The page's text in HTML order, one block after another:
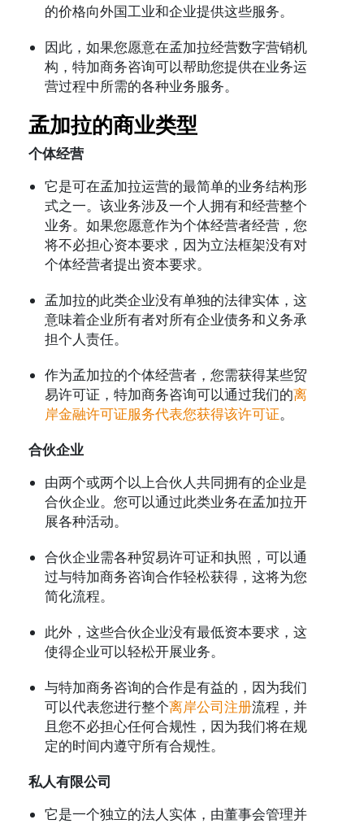
的价格向外国工业和企业提供这些服务。
因此，如果您愿意在孟加拉经营数字营销机
构，特加商务咨询可以帮助您提供在业务运
营过程中所需的各种业务服务。
孟加拉的商业类型
个体经营
它是可在孟加拉运营的最简单的业务结构形
式之一。该业务涉及一个人拥有和经营整个
业务。如果您愿意作为个体经营者经营，您
将不必担心资本要求，因为立法框架没有对
个体经营者提出资本要求。
孟加拉的此类企业没有单独的法律实体，这
意味着企业所有者对所有企业债务和义务承
担个人责任。
作为孟加拉的个体经营者，您需获得某些贸
易许可证，特加商务咨询可以通过我们的离
岸金融许可证服务代表您获得该许可证。
合伙企业
由两个或两个以上合伙人共同拥有的企业是
合伙企业。您可以通过此类业务在孟加拉开
展各种活动。
合伙企业需各种贸易许可证和执照，可以通
过与特加商务咨询合作轻松获得，这将为您
简化流程。
此外，这些合伙企业没有最低资本要求，这
使得企业可以轻松开展业务。
与特加商务咨询的合作是有益的，因为我们
可以代表您进行整个离岸公司注册流程，并
且您不必担心任何合规性，因为我们将在规
定的时间内遵守所有合规性。
私人有限公司
它是一个独立的法人实体，由董事会管理并